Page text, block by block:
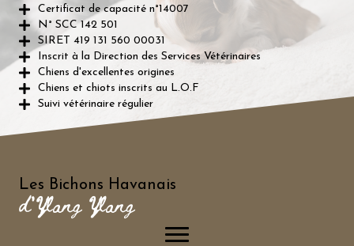
Certificat de capacité n°14007
N° SCC 142 501
SIRET 419 131 560 00031
Inscrit à la Direction des Services Vétérinaires
Chiens d'excellentes origines
Chiens et chiots inscrits au L.O.F
Suivi vétérinaire régulier
Les Bichons Havanais
d'Ylang Ylang